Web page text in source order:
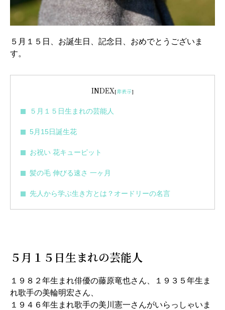
５月１５日、お誕生日、記念日、おめでとうございま
す。
INDEX[非表示]
５月１５日生まれの芸能人
5月15日誕生花
お祝い 花キューピット
髪の毛 伸びる速さ 一ヶ月
先人から学ぶ生き方とは？オードリーの名言
５月１５日生まれの芸能人
１９８２年生まれ俳優の藤原竜也さん、１９３５年生ま
れ歌手の美輪明宏さん、
１９４６年生まれ歌手の美川憲一さんがいらっしゃいま